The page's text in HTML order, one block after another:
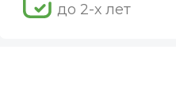
до 2-х лет